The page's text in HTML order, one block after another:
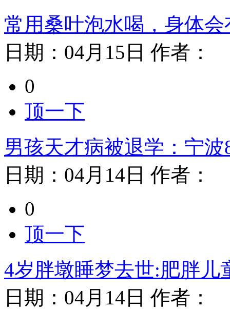
常用桑叶泡水喝，身体
日期： 04月15日 作者：
0
顶一下
男孩天才病被退学：宁
日期： 04月14日 作者：
0
顶一下
4岁胖墩睡梦去世:肥胖儿
日期： 04月14日 作者：